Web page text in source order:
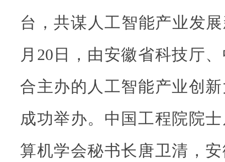
台，共谋人工智能产业发
月20日，由安徽省科技厅
合主办的人工智能产业创
成功举办。中国工程院院
算机学会秘书长唐卫清，